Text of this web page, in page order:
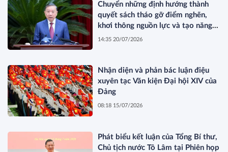
Chuyển những định hướng thành
quyết sách tháo gỡ điểm nghẽn,
khơi thông nguồn lực và tạo năng
lực phát triển mới*
14:35 20/07/2026
Nhận diện và phản bác luận điệu
xuyên tạc Văn kiện Đại hội XIV của
Đảng
08:18 15/07/2026
Phát biểu kết luận của Tổng Bí thư,
Chủ tịch nước Tô Lâm tại Phiên họp